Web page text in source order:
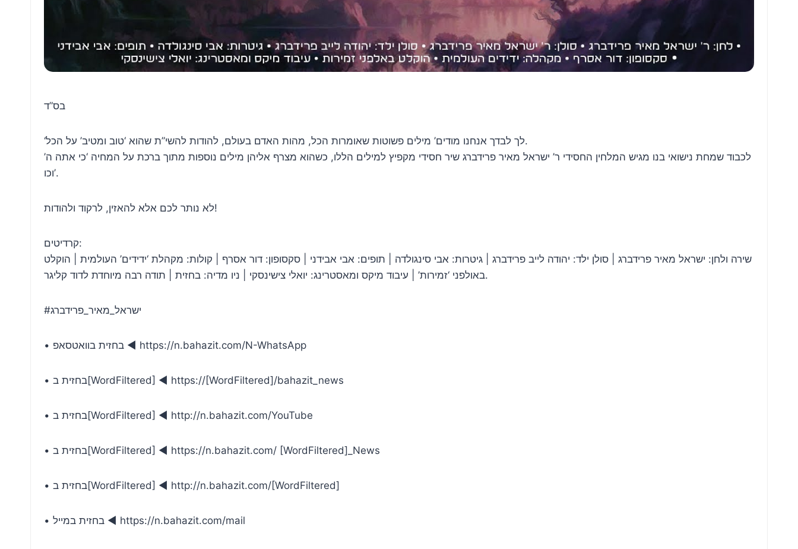
בס”ד
‘לך לבדך אנחנו מודים’ מילים פשוטות שאומרות הכל, מהות האדם בעולם, להודות להשי”ת שהוא ‘טוב ומטיב’ על הכל.
לכבוד שמחת נישואי בנו מגיש המלחין החסידי ר’ ישראל מאיר פרידברג שיר חסידי מקפיץ למילים הללו, כשהוא מצרף אליהן מילים נוספות מתוך ברכת על המחיה ‘כי אתה ה’
וכו’.
לא נותר לכם אלא להאזין, לרקוד ולהודות!
קרדיטים:
שירה ולחן: ישראל מאיר פרידברג | סולן ילד: יהודה לייב פרידברג | גיטרות: אבי סינגולדה | תופים: אבי אבידני | סקסופון: דור אסרף | קולות: מקהלת ‘ידידים’ העולמית | הוקלט
באולפני ‘זמירות’ | עיבוד מיקס ומאסטרינג: יואלי צישינסקי | ניו מדיה: בחזית | תודה רבה מיוחדת לדוד קליגר.
#ישראל_מאיר_פרידברג
• בחזית בוואטסאפ ◄ https://n.bahazit.com/N-WhatsApp
• בחזית ב[WordFiltered] ◄ https://[WordFiltered]/bahazit_news
• בחזית ב[WordFiltered] ◄ http://n.bahazit.com/YouTube
• בחזית ב[WordFiltered] ◄ https://n.bahazit.com/ [WordFiltered]_News
• בחזית ב[WordFiltered] ◄ http://n.bahazit.com/[WordFiltered]
• בחזית במייל ◄ https://n.bahazit.com/mail